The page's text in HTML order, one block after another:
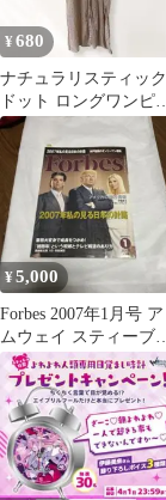
¥680
ナチュラリスティック
ドット ロングワンピー
ス 前開き M L 《e559
¥5,000
Forbes 2007年1月号 ア
ムウェイ スティーブヴ
ァンアンデル